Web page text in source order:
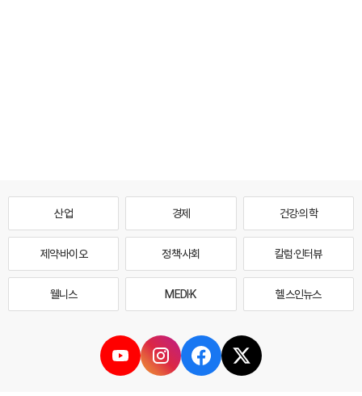
산업 경제 건강·의학
제약·바이오 정책·사회 칼럼·인터뷰
웰니스 MEDI·K 헬스인뉴스